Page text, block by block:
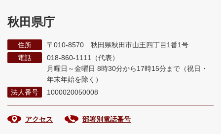
秋田県庁
住所
〒010-8570 秋田県秋田市山王四丁目1番1号
電話
018-860-1111（代表）
月曜日～金曜日 8時30分から17時15分まで （祝日・
年末年始を除く）
法人番号
1000020050008
アクセス 部署別電話番号